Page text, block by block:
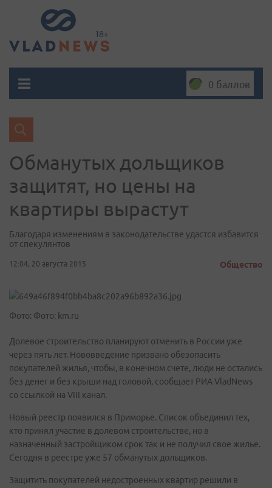
0 баллов
Обманутых дольщиков
защитят, но цены на
квартиры вырастут
Благодаря изменениям в законодательстве удастся избавится
от спекулянтов
12:04, 20 августа 2015 Общество
Фото: Фото: km.ru
Долевое строительство планируют отменить в России уже
через пять лет. Нововведение призвано обезопасить
покупателей жилья, чтобы, в конечном счете, люди не остались
без денег и без крыши над головой, сообщает РИА VladNews
со ссылкой на VIII канал.
Новый реестр появился в Приморье. Список объединил тех,
кто принял участие в долевом строительстве, но в
назначенный застройщиком срок так и не получил свое жилье.
Сегодня в реестре уже 57 обманутых дольщиков.
Защитить покупателей недостроенных квартир решили в